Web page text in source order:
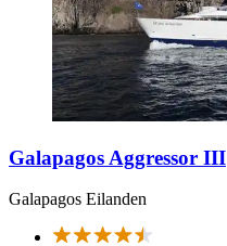
Galapagos Aggressor III
Galapagos Eilanden